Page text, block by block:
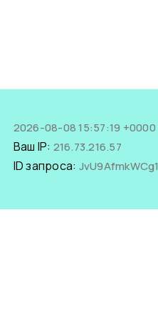
2026-08-08 15:57:19 +0000
Ваш IP: 216.73.216.57
ID запроса: JvU9AfmkWCg1